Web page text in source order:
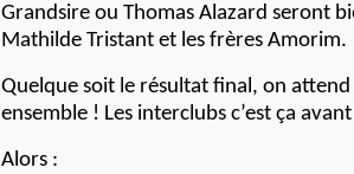
Grandsire ou Thomas Alazard seront
Mathilde Tristant et les frères Amorim.
Quelque soit le résultat final, on
ensemble ! Les interclubs c’est ça
Alors :